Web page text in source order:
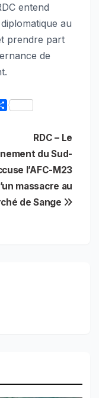
entend
au
prendre part
de
S
e
RDC – Le
du Sud-
l’AFC-M23
massacre au
de Sange